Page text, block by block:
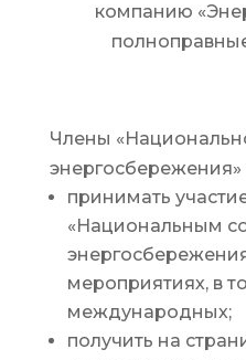
компанию
Члены
принимать
«Национальным
мероприятиях, в
международных;
получить на